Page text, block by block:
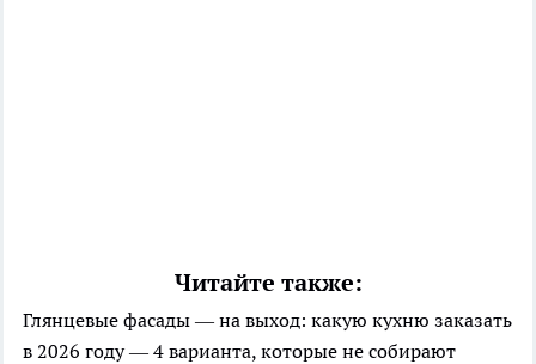
Читайте также:
Глянцевые фасады — на выход: какую кухню заказать
в 2026 году — 4 варианта, которые не собирают